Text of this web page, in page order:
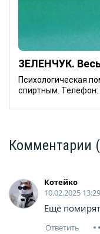
ЗЕЛЕНЧУК.
Психологическая
спиртным.
Комментарии
Котейко
10.02.2025 13:29
Ещё